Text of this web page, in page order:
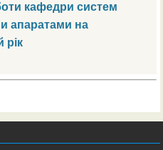
кафедри систем
апаратами на
рік